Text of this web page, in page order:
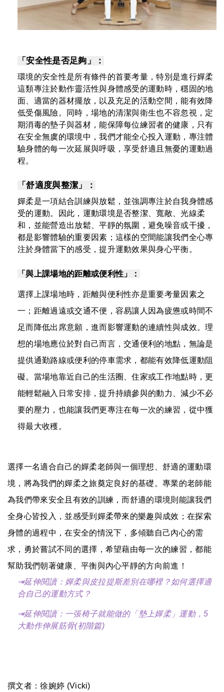
「安全性是否足夠」：
環境的安全性是所有條件的首要考量，特別是進行嬋柔
這類專注於動作靈活性與身體感受的運動時，穩固的地
面、適當的器材擺放，以及充足的活動空間，能有效降
低受傷風險。同時，場地的清潔與衛生也不容忽視，定
期消毒的墊子與器材，能保障每位練習者的健康，只有
在安全無虞的環境中，我們才能全心投入運動，專注體
驗身體的每一次延展與呼吸，享受舒適且無憂的運動過
程。
「舒適度與整潔」：
嬋柔是一項結合訓練與放鬆，並強調專注於自我身體感
受的運動。因此，運動環境是否整潔、寬敞、光線柔
和，並能營造出放鬆、平靜的氛圍，避免噪音或干擾，
都是影響體驗的重要因素；這樣的空間能讓我們全心專
注於身體當下的感受，提升運動效果與身心平衡。
「與上課場地的距離或便利性」：
選擇上課場地時，距離與便利性亦是重要考量因素之
一；距離過遠或交通不便，容易讓人因為疲憊或時間不
足而降低出席意願，進而影響運動的連續性與成效。理
想的場地應位於對自己而言，交通便利的地點，無論是
提供通勤路線或便利的停車需求，都能有效降低運動阻
礙。當場地靠近自己的生活圈、住家或工作地點時，更
能輕鬆融入日常安排，提升持續參與的動力、減少不必
要的壓力，也能讓我們更專注在每一次的練習，從中獲
得最大收穫。
選擇一名適合自己的嬋柔老師與一個理想、舒適的運動環
境，將為我們的嬋柔之旅奠定良好的基礎。專業的老師能
為我們帶來安全且有效的訓練，而舒適的環境則能讓我們
全身心皆投入，並感受到嬋柔帶來的樂趣與成效；在探索
身體的過程中，在安全的情況下，多傾聽自己內心的需
求，勇於嘗試不同的選擇，希望藉由每一次的練習，都能
幫助我們朝著健康、平衡與內心平靜的方向前進！
⇥延伸閱讀： 嬋柔與皮拉提斯差別在哪裡？如何選擇適
合自己的運動方式？
⇥延伸閱讀： 一張椅子就能做的「墊上嬋柔」運動，5
大動作伸展筋骨(初階篇)
撰文者：徐婉婷 (Vicki)